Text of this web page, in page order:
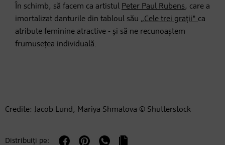
În schimb, să facem ca artistul Peter Paul Rubens, care a
imortalizat danturile din tabloul său „Cele trei grații" ca
atribute feminine atractive - și să ne recunoaștem
frumusețea individuală.
Credite: Jacob Lund, Mariya Shmatova © Shutterstock
Distribuiți pe: